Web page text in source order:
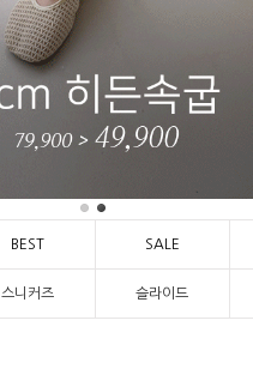
BEST SALE
스니커즈 슬라이드